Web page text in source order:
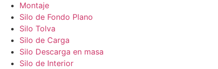
Montaje
Silo de Fondo Plano
Silo Tolva
Silo de Carga
Silo Descarga en masa
Silo de Interior